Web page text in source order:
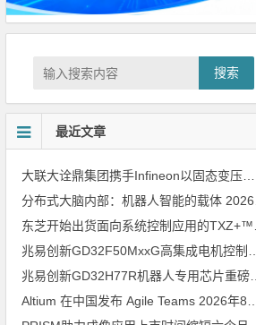
搜索
最近文章
大联大诠鼎集团携手Infineon以固态变压器重构配电效率新标杆
分布式大脑内部：机器人智能的载体 2026年8月6日
兆易创新GD32H77R机器人专用芯片重磅亮相，精准赋能伺服驱动与关节控制
Altium 在中国发布 Agile Teams 2026年8月6日